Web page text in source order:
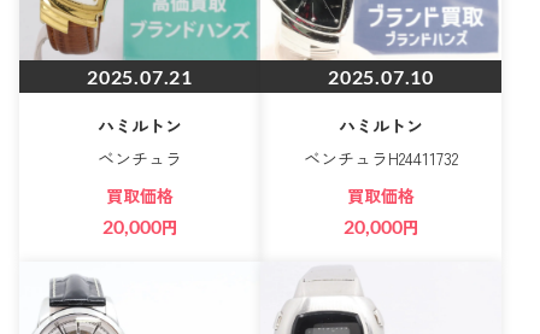
2025.07.21
ハミルトン
ベンチュラ
買取価格
20,000円
2025.07.10
ハミルトン
ベンチュラH24411732
買取価格
20,000円